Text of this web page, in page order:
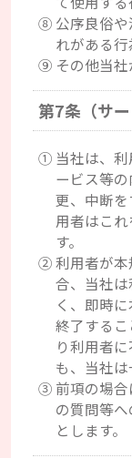
⑧公序良俗や法令に違反する行為、またはその恐
れがある行
⑨その他当
第7条（サ
①当社は、利用者への事前の通知なくして、本サ
ービス等
更、中断
用者はこ
す。
②利用者が本規約に違反したと当社が判断した場
合、当社
く、即時
終了する
り利用者
も、当社は
③前項の場合において、当社はその判断に関して
の質問等
とします。